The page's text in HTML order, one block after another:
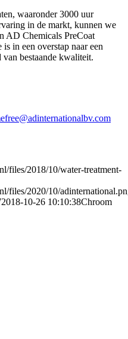
waaronder 3000 uur
in de markt, kunnen we
AD Chemicals PreCoat
in een overstap naar een
bestaande kwaliteit.
files/2018/10/water-treatment-
files/2020/10/
2018-10-26 10:10:38Chroom